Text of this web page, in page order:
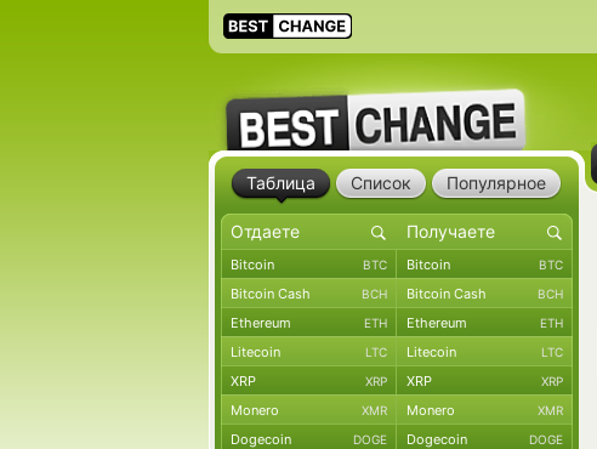
Таблица Список Популярное
Bitcoin BTC Bitcoin BTC
Bitcoin Cash BCH Bitcoin Cash BCH
Ethereum ETH Ethereum ETH
Litecoin LTC Litecoin LTC
XRP XRP XRP XRP
Monero XMR Monero XMR
Dogecoin DOGE Dogecoin DOGE